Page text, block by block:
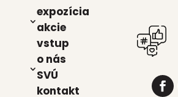
expo­zí­cia
akcie
vstup
o nás
SVÚ
kon­takt